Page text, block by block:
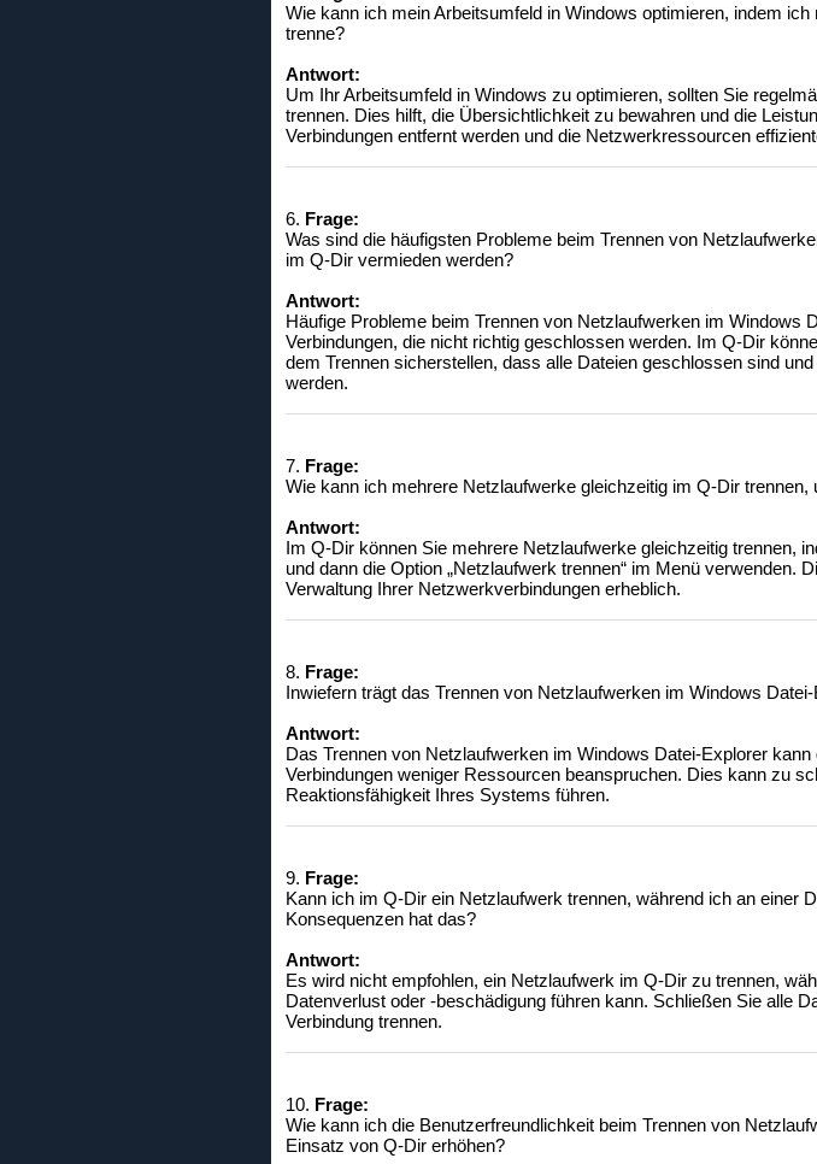
Wie kann ich mein Arbeitsumfeld in Windows optimieren, indem
trenne?
Antwort:
Um Ihr Arbeitsumfeld in Windows zu optimieren, sollten Sie
trennen. Dies hilft, die Übersichtlichkeit zu bewahren und die
Verbindungen entfernt werden und die Netzwerkressourcen
6. Frage:
Was sind die häufigsten Probleme beim Trennen von
im Q-Dir vermieden werden?
Antwort:
Häufige Probleme beim Trennen von Netzlaufwerken im Windows
Verbindungen, die nicht richtig geschlossen werden. Im Q-Dir
dem Trennen sicherstellen, dass alle Dateien geschlossen sind
werden.
7. Frage:
Wie kann ich mehrere Netzlaufwerke gleichzeitig im Q-Dir trennen,
Antwort:
Im Q-Dir können Sie mehrere Netzlaufwerke gleichzeitig trennen,
und dann die Option „Netzlaufwerk trennen“ im Menü verwenden.
Verwaltung Ihrer Netzwerkverbindungen erheblich.
8. Frage:
Inwiefern trägt das Trennen von Netzlaufwerken im Windows
Antwort:
Das Trennen von Netzlaufwerken im Windows Datei-Explorer
Verbindungen weniger Ressourcen beanspruchen. Dies kann zu
Reaktionsfähigkeit Ihres Systems führen.
9. Frage:
Kann ich im Q-Dir ein Netzlaufwerk trennen, während ich an einer
Konsequenzen hat das?
Antwort:
Es wird nicht empfohlen, ein Netzlaufwerk im Q-Dir zu trennen,
Datenverlust oder -beschädigung führen kann. Schließen Sie alle
Verbindung trennen.
10. Frage:
Wie kann ich die Benutzerfreundlichkeit beim Trennen von
Einsatz von Q-Dir erhöhen?